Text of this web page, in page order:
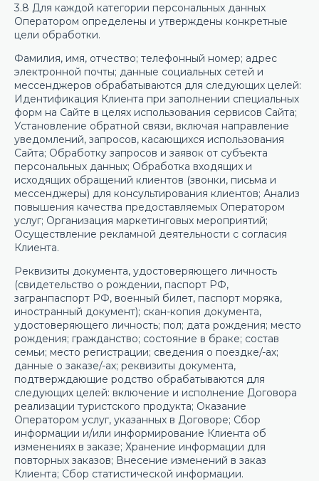
3.8 Для каждой категории персональных данных
Оператором определены и утверждены конкретные
цели обработки.
Фамилия, имя, отчество; телефонный номер; адрес
электронной почты; данные социальных сетей и
мессенджеров обрабатываются для следующих целей:
Идентификация Клиента при заполнении специальных
форм на Сайте в целях использования сервисов Сайта;
Установление обратной связи, включая направление
уведомлений, запросов, касающихся использования
Сайта; Обработку запросов и заявок от субъекта
персональных данных; Обработка входящих и
исходящих обращений клиентов (звонки, письма и
мессенджеры) для консультирования клиентов; Анализ
повышения качества предоставляемых Оператором
услуг; Организация маркетинговых мероприятий;
Осуществление рекламной деятельности с согласия
Клиента.
Реквизиты документа, удостоверяющего личность
(свидетельство о рождении, паспорт РФ,
загранпаспорт РФ, военный билет, паспорт моряка,
иностранный документ); скан-копия документа,
удостоверяющего личность; пол; дата рождения; место
рождения; гражданство; состояние в браке; состав
семьи; место регистрации; сведения о поездке/-ах;
данные о заказе/-ах; реквизиты документа,
подтверждающие родство обрабатываются для
следующих целей: включение и исполнение Договора
реализации туристского продукта; Оказание
Оператором услуг, указанных в Договоре; Сбор
информации и/или информирование Клиента об
изменениях в заказе; Хранение информации для
повторных заказов; Внесение изменений в заказ
Клиента; Сбор статистической информации.